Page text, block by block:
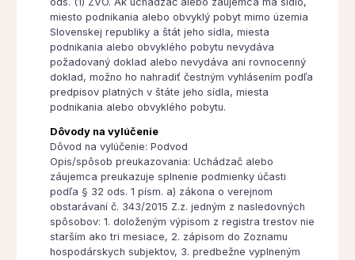
miesto podnikania alebo obvyklý pobyt mimo územia
Slovenskej republiky a štát jeho sídla, miesta
podnikania alebo obvyklého pobytu nevydáva
požadovaný doklad alebo nevydáva ani rovnocenný
doklad, možno ho nahradiť čestným vyhlásením podľa
predpisov platných v štáte jeho sídla, miesta
podnikania alebo obvyklého pobytu.
Dôvody na vylúčenie
Dôvod na vylúčenie: Podvod
Opis/spôsob preukazovania: Uchádzač alebo
záujemca preukazuje splnenie podmienky účasti
podľa § 32 ods. 1 písm. a) zákona o verejnom
obstarávaní č. 343/2015 Z.z. jedným z nasledovných
spôsobov: 1. doloženým výpisom z registra trestov nie
starším ako tri mesiace, 2. zápisom do Zoznamu
hospodárskych subjektov, 3. predbežne vyplneným